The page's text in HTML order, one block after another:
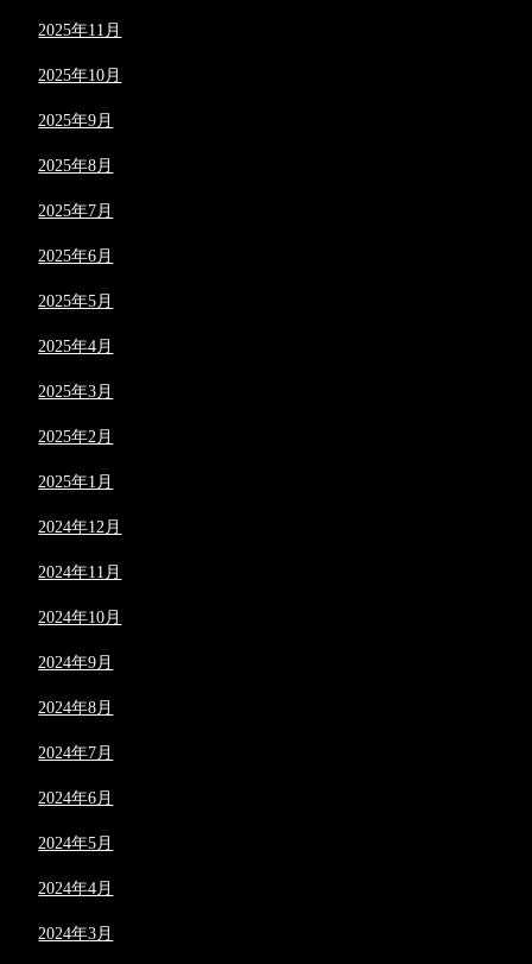
2025年11月
2025年10月
2025年9月
2025年8月
2025年7月
2025年6月
2025年5月
2025年4月
2025年3月
2025年2月
2025年1月
2024年12月
2024年11月
2024年10月
2024年9月
2024年8月
2024年7月
2024年6月
2024年5月
2024年4月
2024年3月